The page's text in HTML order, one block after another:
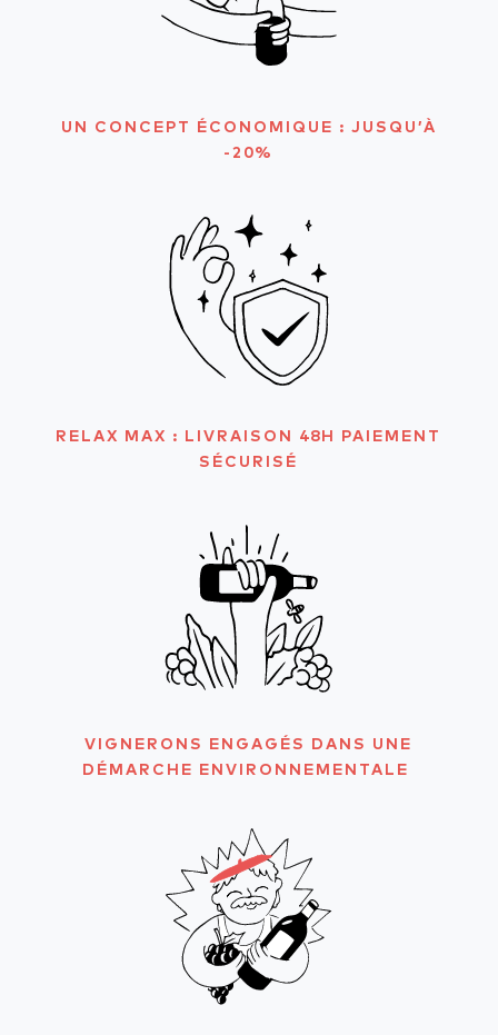
UN CONCEPT ÉCONOMIQUE : JUSQU’À
-20%
RELAX MAX : LIVRAISON 48H PAIEMENT
SÉCURISÉ
VIGNERONS ENGAGÉS DANS UNE
DÉMARCHE ENVIRONNEMENTALE